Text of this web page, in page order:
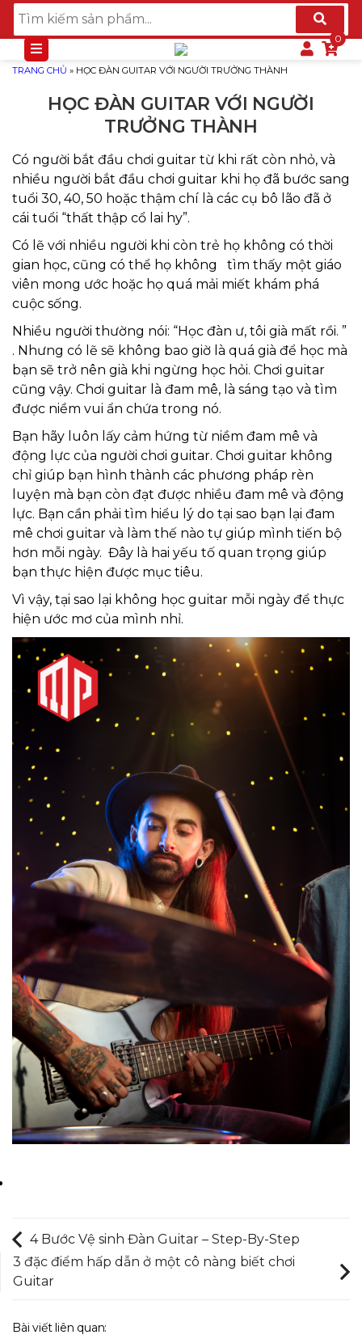
TRANG CHỦ » HỌC ĐÀN GUITAR VỚI NGƯỜI TRƯỞNG THÀNH
HỌC ĐÀN GUITAR VỚI NGƯỜI
TRƯỞNG THÀNH
Có người bắt đầu chơi guitar từ khi rất còn nhỏ, và
nhiều người bắt đầu chơi guitar khi họ đã bước sang
tuổi 30, 40, 50 hoặc thậm chí là các cụ bô lão đã ở
cái tuổi “thất thập cổ lai hy”.
Có lẽ với nhiều người khi còn trẻ họ không có thời
gian học, cũng có thể họ không tìm thấy một giáo
viên mong ước hoặc họ quá mải miết khám phá
cuộc sống.
Nhiều người thường nói: “Học đàn ư, tôi già mất rồi. ”
. Nhưng có lẽ sẽ không bao giờ là quá già để học mà
bạn sẽ trở nên già khi ngừng học hỏi. Chơi guitar
cũng vậy. Chơi guitar là đam mê, là sáng tạo và tìm
được niềm vui ẩn chứa trong nó.
Bạn hãy luôn lấy cảm hứng từ niềm đam mê và
động lực của người chơi guitar. Chơi guitar không
chỉ giúp bạn hình thành các phương pháp rèn
luyện mà bạn còn đạt được nhiều đam mê và động
lực. Bạn cần phải tìm hiểu lý do tại sao bạn lại đam
mê chơi guitar và làm thế nào tự giúp mình tiến bộ
hơn mỗi ngày. Đây là hai yếu tố quan trọng giúp
bạn thực hiện được mục tiêu.
Vì vậy, tại sao lại không học guitar mỗi ngày để thực
hiện ước mơ của mình nhỉ.
4 Bước Vệ sinh Đàn Guitar – Step-By-Step
3 đặc điểm hấp dẫn ở một cô nàng biết chơi
Guitar
Bài viết liên quan: